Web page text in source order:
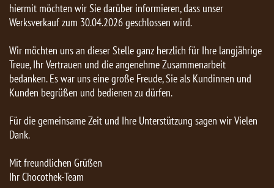
hiermit möchten wir Sie darüber informieren, dass unser
Werksverkauf zum 30.04.2026 geschlossen wird.
Wir möchten uns an dieser Stelle ganz herzlich für Ihre langjährige
Treue, Ihr Vertrauen und die angenehme Zusammenarbeit
bedanken. Es war uns eine große Freude, Sie als Kundinnen und
Kunden begrüßen und bedienen zu dürfen.
Für die gemeinsame Zeit und Ihre Unterstützung sagen wir Vielen
Dank.
Mit freundlichen Grüßen
Ihr Chocothek-Team